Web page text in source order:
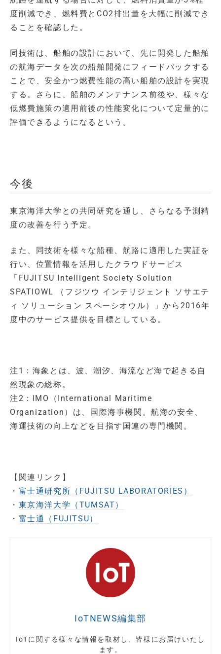
度削減でき、燃料費とCO2排出量を大幅に削減でき
ることを確認した。
同技術は、船舶の設計において、先に開発した船舶
の航海データを次の船舶開発にフィードバックする
ことで、安全かつ燃費性能の高い船舶の設計を実現
する。さらに、船舶のメンテナンス前後や、様々な
低燃費施策の適用前後の性能変化について定量的に
評価できるようになるという。
今後
東京海洋大学との共同研究を通し、さらなる予測精
度の改善を行う予定。
また、同技術を様々な船種、航路に適用した実証を
行い、位置情報を活用したクラウドサービス
「FUJITSU Intelligent Society Solution
SPATIOWL （フジツウ インテリジェント ソサエテ
ィ ソリューション スペーシオウル）」から2016年
度中のサービス提供を目標としている。
注1：海象とは、波、潮汐、海流など海で起きる自
然現象の総称。
注2：IMO（International Maritime
Organization）は、国際海事機関。航海の安全、
海運技術の向上などを目指す国連の専門機関。
【関連リンク】
・ 富士通研究所（FUJITSU LABORATORIES）
・ 東京海洋大学（TUMSAT）
・ 富士通（FUJITSU）
IoTNEWS編集部
IoTに関する様々な情報を取材し、皆様にお届けいたし
ます。